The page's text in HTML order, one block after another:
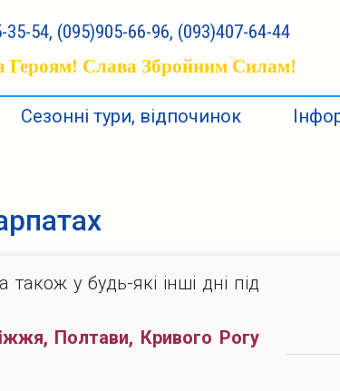
54, (095)905-66-96, (093)407-64-44
Героям! Слава Збройним Силам!
Сезонні тури, відпочинок
також у будь-які інші дні під
Полтави, Кривого Рогу